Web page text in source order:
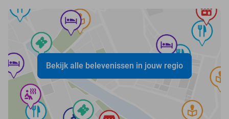
Bekijk alle belevenissen in jouw regio